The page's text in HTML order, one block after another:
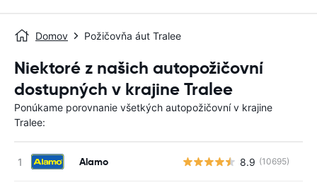
Domov Požičovňa áut Tralee
Niektoré z našich autopožičovní
dostupných v krajine Tralee
Ponúkame porovnanie všetkých autopožičovní v krajine
Tralee:
Alamo 8.9 (10695)